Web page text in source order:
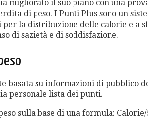
migliorato il suo piano con una
di peso. I Punti Plus sono un
la distribuzione delle calorie e a
di sazietà e di soddisfazione.
basata su informazioni di pubblico
personale lista dei punti.
sulla base di una formula: Calorie/